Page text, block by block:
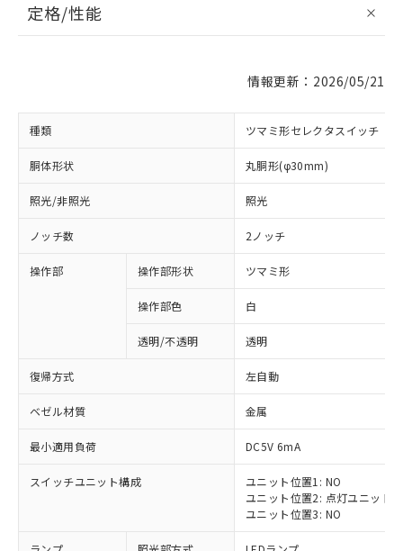
定格/性能
情報更新：2026/05/21
種類 ツマミ形セレクタスイッチ
胴体形状 丸胴形(φ30mm)
照光/非照光 照光
ノッチ数 2ノッチ
操作部 操作部形状 ツマミ形
操作部色 白
透明/不透明 透明
復帰方式 左自動
ベゼル材質 金属
最小適用負荷 DC5V 6mA
スイッチユニット構成
ユニット位置1: NO
ユニット位置2: 点灯ユニット
ユニット位置3: NO